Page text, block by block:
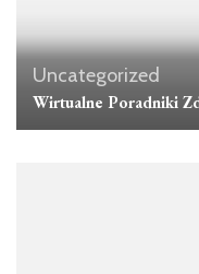
Uncategorized
Wirtualne Poradniki